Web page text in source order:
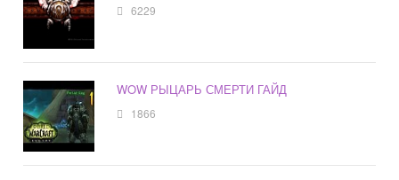
6229
WOW РЫЦАРЬ СМЕРТИ ГАЙД
1866